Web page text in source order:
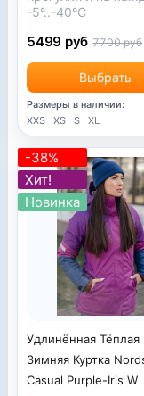
-5°..-40°С
Выбрать
5499 руб 7700 руб
Размеры в наличии:
XXS
XS S XL
-38%
Хит!
Новинка
Удлинённая Тёплая
Зимняя Куртка
Casual Purple-Iris W